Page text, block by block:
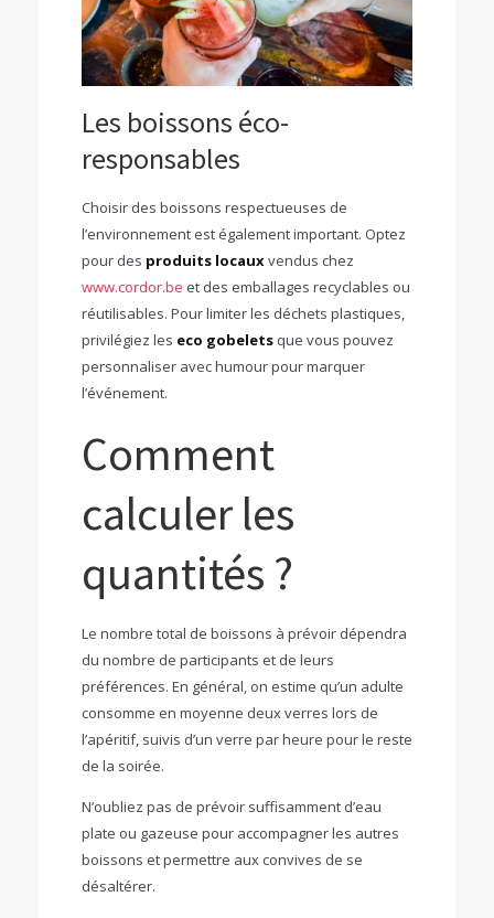
Les boissons éco-
responsables
Choisir des boissons respectueuses de
l’environnement est également important. Optez
pour des produits locauxvendus chez
www.cordor.be et des emballages recyclables ou
réutilisables. Pour limiter les déchets plastiques,
privilégiez les eco gobeletsque vous pouvez
personnaliser avec humour pour marquer
l’événement.
Comment
calculer les
quantités ?
Le nombre total de boissons à prévoir dépendra
du nombre de participants et de leurs
préférences. En général, on estime qu’un adulte
consomme en moyenne deux verres lors de
l’apéritif, suivis d’un verre par heure pour le reste
de la soirée.
N’oubliez pas de prévoir suffisamment d’eau
plate ou gazeuse pour accompagner les autres
boissons et permettre aux convives de se
désaltérer.